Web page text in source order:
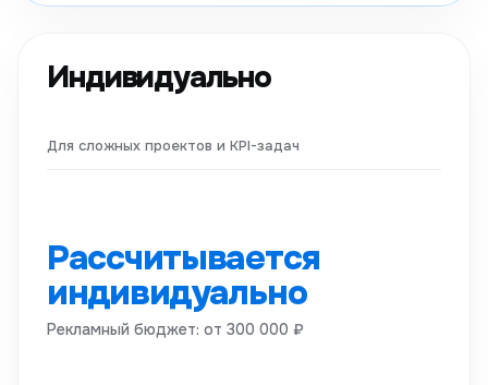
Индивидуально
Для сложных проектов и KPI-задач
Рассчитывается
индивидуально
Рекламный бюджет: от 300 000 ₽